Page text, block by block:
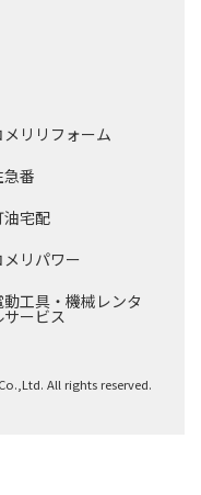
メリリフォーム
急番
油宅配
メリパワー
動工具・機械レンタ
サービス
All rights reserved.